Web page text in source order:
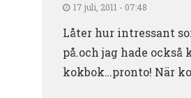
17 juli, 2011 - 07:48
Låter hur intressant
på.och jag hade också
kokbok…pronto! När